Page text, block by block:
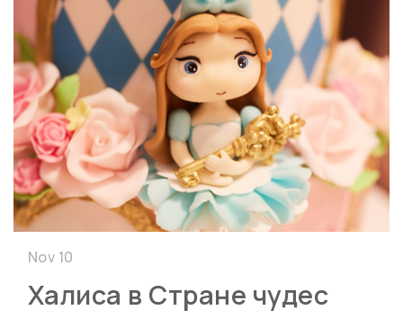
Халиса в Стране чудес
Nov 10